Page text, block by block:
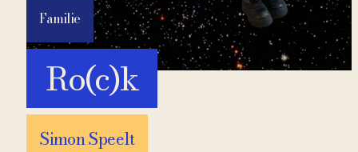
Familie
Ro(c)k
Simon Speelt